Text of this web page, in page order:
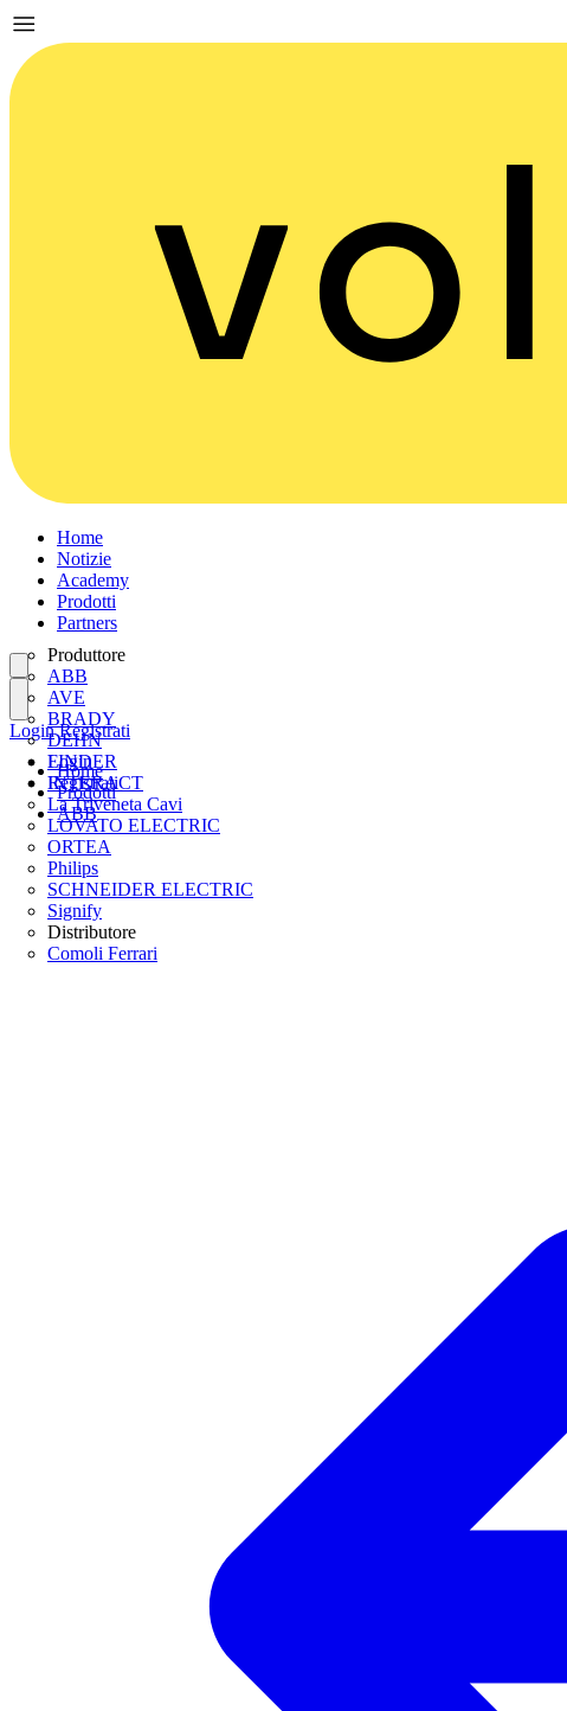
Home
Notizie
Academy
Prodotti
Partners
Produttore
ABB
AVE
BRADY
DEHN
FINDER
INTERACT
La Triveneta Cavi
LOVATO ELECTRIC
ORTEA
Philips
SCHNEIDER ELECTRIC
Signify
Distributore
Comoli Ferrari
Login
Registrati
Login Registrati
Home
Prodotti
ABB